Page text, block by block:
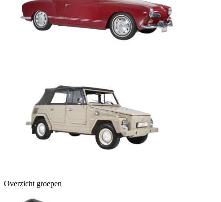
Overzicht groepen